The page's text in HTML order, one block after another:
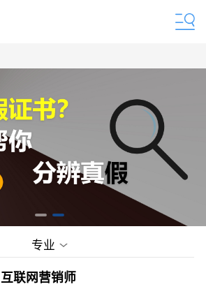
专业
互联网营销师